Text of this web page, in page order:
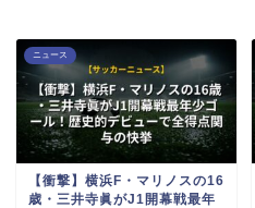
ニュース
【衝撃】横浜F・マリノスの16
歳・三井寺眞がJ1開幕戦最年